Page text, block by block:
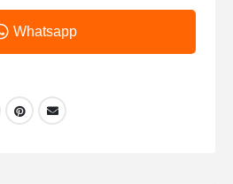
Whatsapp